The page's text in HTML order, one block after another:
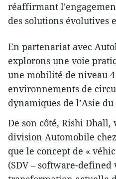
réaffirmant
des solutions évolutives
​En partenariat avec
explorons une voie
une mobilité de niveau
environnements de
dynamiques de l’Asie
De son côté, Rishi
division Automobile
que le concept de «
(SDV – software-